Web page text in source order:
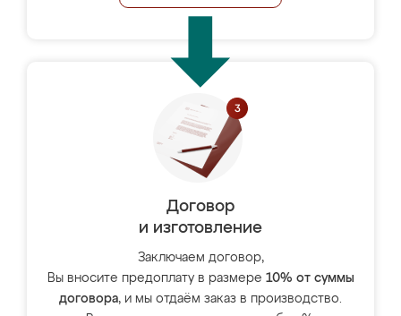
Договор
и изготовление
Заключаем договор,
Вы вносите предоплату в размере 10% от суммы
договора, и мы отдаём заказ в производство.